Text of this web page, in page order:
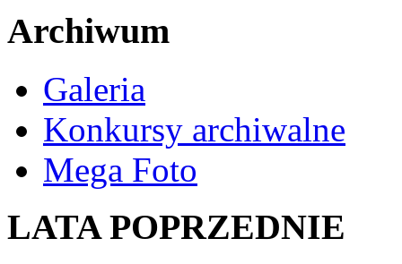
Archiwum
Galeria
Konkursy archiwalne
Mega Foto
LATA POPRZEDNIE